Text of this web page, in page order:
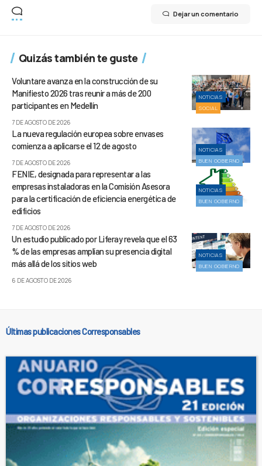
Dejar un comentario
Quizás también te guste
NOTICIAS
SOCIAL
Voluntare avanza en la construcción de su
Manifiesto 2026 tras reunir a más de 200
participantes en Medellín
7 DE AGOSTO DE 2026
NOTICIAS
BUEN GOBIERNO
La nueva regulación europea sobre envases
comienza a aplicarse el 12 de agosto
7 DE AGOSTO DE 2026
NOTICIAS
BUEN GOBIERNO
FENIE, designada para representar a las
empresas instaladoras en la Comisión Asesora
para la certificación de eficiencia energética de
edificios
7 DE AGOSTO DE 2026
NOTICIAS
BUEN GOBIERNO
Un estudio publicado por Liferay revela que el 63
% de las empresas amplían su presencia digital
más allá de los sitios web
6 DE AGOSTO DE 2026
Últimas publicaciones Corresponsables